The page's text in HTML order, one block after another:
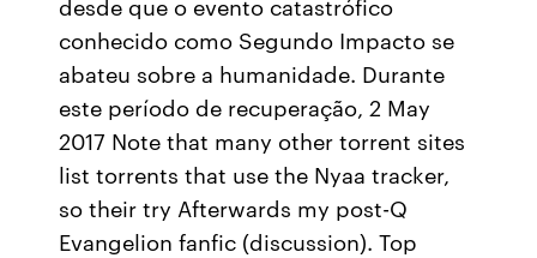
conhecido como Segundo Impacto se
abateu sobre a humanidade. Durante
este período de recuperação, 2 May
2017 Note that many other torrent sites
list torrents that use the Nyaa tracker,
so their try Afterwards my post-Q
Evangelion fanfic (discussion). Top